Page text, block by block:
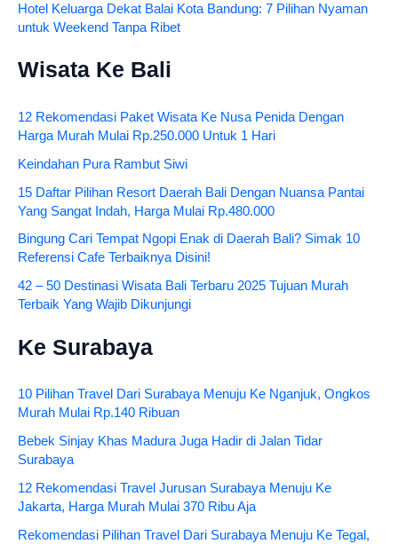
Hotel Keluarga Dekat Balai Kota Bandung: 7 Pilihan Nyaman
untuk Weekend Tanpa Ribet
Wisata Ke Bali
12 Rekomendasi Paket Wisata Ke Nusa Penida Dengan
Harga Murah Mulai Rp.250.000 Untuk 1 Hari
Keindahan Pura Rambut Siwi
15 Daftar Pilihan Resort Daerah Bali Dengan Nuansa Pantai
Yang Sangat Indah, Harga Mulai Rp.480.000
Bingung Cari Tempat Ngopi Enak di Daerah Bali? Simak 10
Referensi Cafe Terbaiknya Disini!
42 – 50 Destinasi Wisata Bali Terbaru 2025 Tujuan Murah
Terbaik Yang Wajib Dikunjungi
Ke Surabaya
10 Pilihan Travel Dari Surabaya Menuju Ke Nganjuk, Ongkos
Murah Mulai Rp.140 Ribuan
Bebek Sinjay Khas Madura Juga Hadir di Jalan Tidar
Surabaya
12 Rekomendasi Travel Jurusan Surabaya Menuju Ke
Jakarta, Harga Murah Mulai 370 Ribu Aja
Rekomendasi Pilihan Travel Dari Surabaya Menuju Ke Tegal,